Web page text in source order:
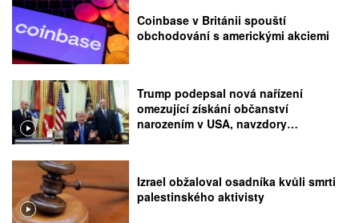
Coinbase v Británii spouští
obchodování s americkými akciemi
Trump podepsal nová nařízení
omezující získání občanství
narozením v USA, navzdory
Izrael obžaloval osadníka kvůli smrti
palestinského aktivisty